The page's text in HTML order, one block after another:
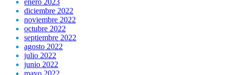
diciembre 2022
noviembre 2022
octubre 2022
septiembre 2022
agosto 2022
julio 2022
junio 2022
mayo 2022